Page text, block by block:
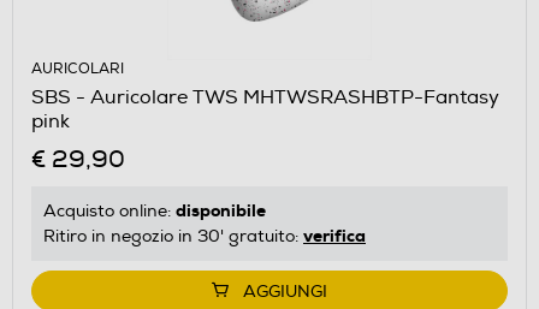
AURICOLARI
SBS - Auricolare TWS MHTWSRASHBTP-Fantasy
pink
€ 29,90
Acquisto online: disponibile
Ritiro in negozio in 30' gratuito: verifica
AGGIUNGI